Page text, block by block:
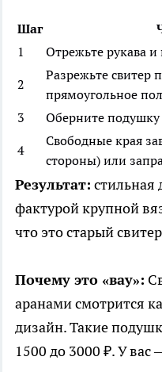
Шаг
1
Отрежьте рукава и
2
Разрежьте свитер
прямоугольное
3
Оберните
4
Свободные края
стороны) или
Результат: стильная
фактурой крупной
что это старый
Почему это «вау»:
аранами смотрится
дизайн. Такие
1500 до 3000 ₽. У вас